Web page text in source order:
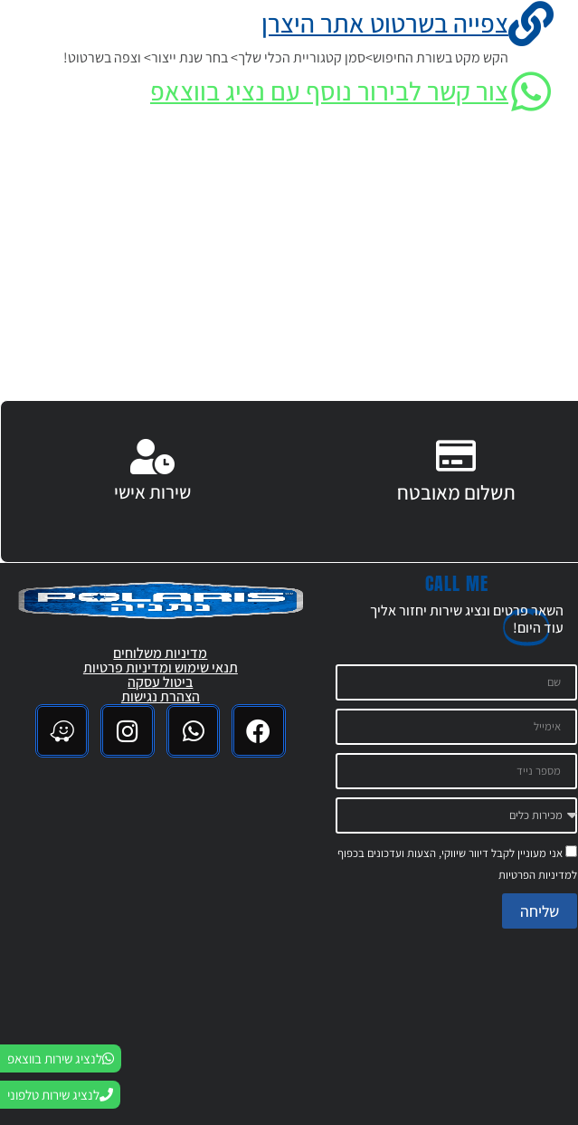
צפייה בשרטוט אתר היצרן
הקש מקט בשורת החיפוש>סמן קטגוריית הכלי שלך> בחר שנת ייצור> וצפה בשרטוט!
צור קשר לבירור נוסף עם נציג בווצאפ
תשלום מאובטח שירות אישי
CALL ME
השאר פרטים ונציג שירות יחזור אליך
עודהיום!
אני מעוניין לקבל דיוור שיווקי, הצעות ועדכונים בכפוף
למדיניות הפרטיות
שליחה
לנציג שירות בווצאפ
לנציג שירות טלפוני
מדיניות משלוחים
תנאי שימוש ומדיניות פרטיות
ביטול עסקה
הצהרת נגישות